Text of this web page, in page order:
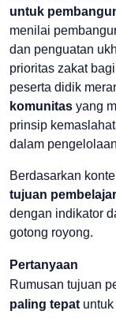
untuk
menilai
dan penguatan
prioritas zakat
peserta didik
komunitas yang
prinsip
dalam
Berdasarkan
tujuan
dengan indikator
gotong royong.
Pertanyaan
Rumusan tujuan
paling tepat